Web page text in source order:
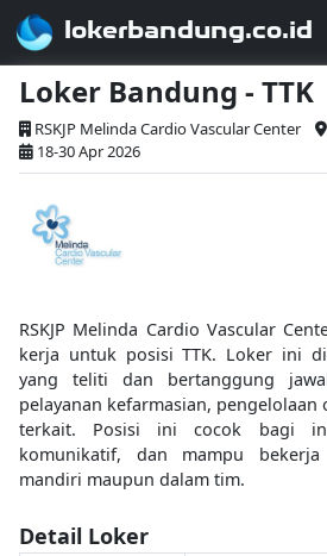
lokerbandung.co.id
Loker Bandung - TTK
RSKJP Melinda Cardio Vascular Center
18-30 Apr 2026
RSKJP Melinda Cardio Vascular
kerja untuk posisi TTK. Loker ini
yang teliti dan bertanggung
pelayanan kefarmasian, pengelolaan
terkait. Posisi ini cocok bagi
komunikatif, dan mampu
mandiri maupun dalam tim.
Detail Loker